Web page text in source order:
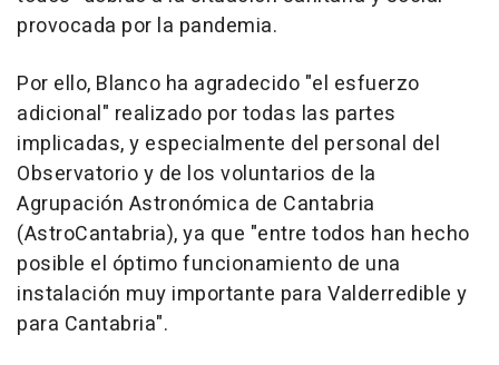
provocada por la pandemia.
Por ello, Blanco ha agradecido "el esfuerzo
adicional" realizado por todas las partes
implicadas, y especialmente del personal del
Observatorio y de los voluntarios de la
Agrupación Astronómica de Cantabria
(AstroCantabria), ya que "entre todos han hecho
posible el óptimo funcionamiento de una
instalación muy importante para Valderredible y
para Cantabria".